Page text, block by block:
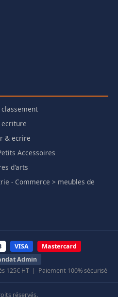
ecriture
& ecrire
Accessoires
d'arts
- Commerce > meubles de
VISA
Mastercard
Admin
125€ HT | Paiement 100% sécurisé
réservés.